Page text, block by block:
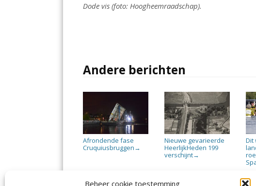
Beheer cookie toestemming
Dode vis (foto: Hoogheemraadschap).
Andere berichten
Afrondende fase
Cruquiusbruggen →
Nieuwe gevarieerde
HeerlijkHeden 199
verschijnt→
Dit